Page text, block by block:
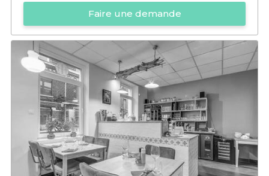
Faire une demande